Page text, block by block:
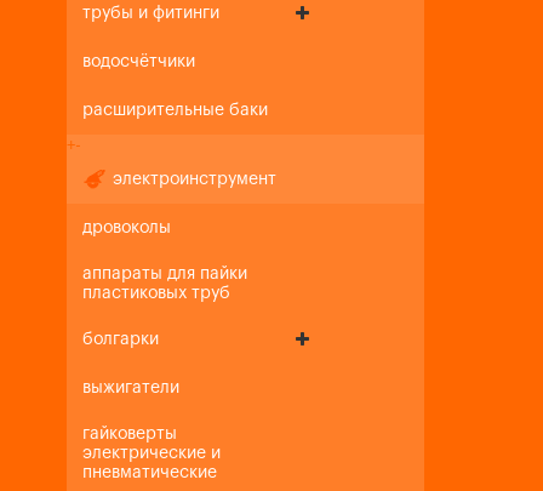
трубы и фитинги
водосчётчики
расширительные баки
+-
электроинструмент
дровоколы
аппараты для пайки
пластиковых труб
болгарки
выжигатели
гайковерты
электрические и
пневматические